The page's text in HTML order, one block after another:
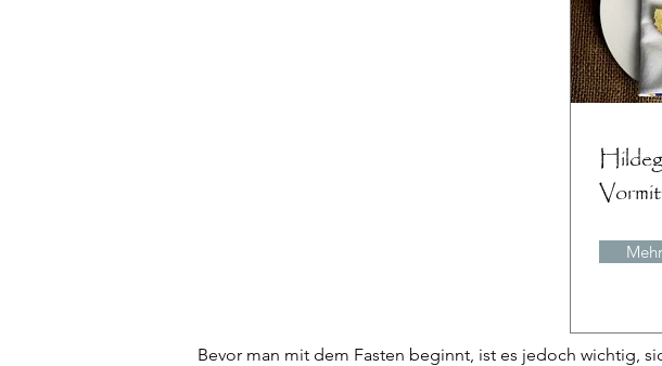
Bevor man mit dem Fasten beginnt, ist es jedoch wichtig,